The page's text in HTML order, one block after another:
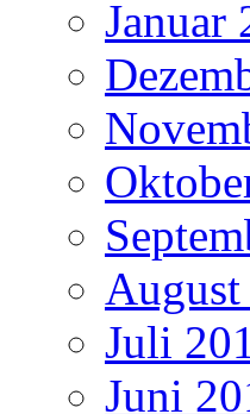
Januar
Juli
Juni